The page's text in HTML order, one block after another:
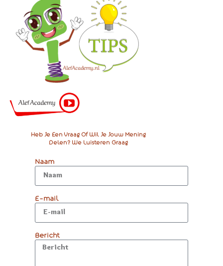
Heb Je Een Vraag Of Wil Je Jouw Mening
Delen? We Luisteren Graag
Naam
E-mail
Bericht